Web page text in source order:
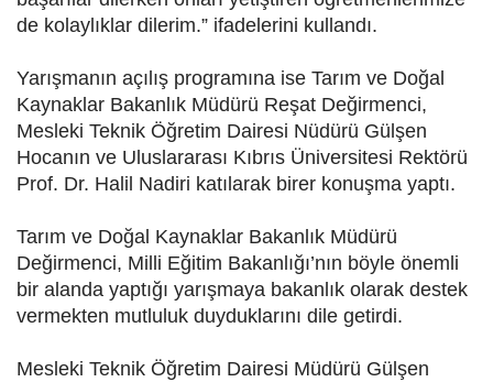
de kolaylıklar dilerim.” ifadelerini kullandı.
Yarışmanın açılış programına ise Tarım ve Doğal
Kaynaklar Bakanlık Müdürü Reşat Değirmenci,
Mesleki Teknik Öğretim Dairesi Nüdürü Gülşen
Hocanın ve Uluslararası Kıbrıs Üniversitesi Rektörü
Prof. Dr. Halil Nadiri katılarak birer konuşma yaptı.
Tarım ve Doğal Kaynaklar Bakanlık Müdürü
Değirmenci, Milli Eğitim Bakanlığı’nın böyle önemli
bir alanda yaptığı yarışmaya bakanlık olarak destek
vermekten mutluluk duyduklarını dile getirdi.
Mesleki Teknik Öğretim Dairesi Müdürü Gülşen